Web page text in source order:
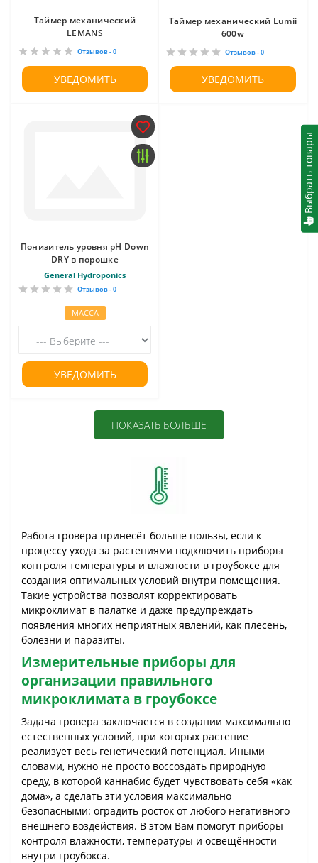
Выбрать товары
Таймер механический
LEMANS
Отзывов - 0
УВЕДОМИТЬ
Таймер механический Lumii
600w
Отзывов - 0
УВЕДОМИТЬ
Понизитель уровня рН Down
DRY в порошке
General Hydroponics
Отзывов - 0
МАССА
УВЕДОМИТЬ
ПОКАЗАТЬ БОЛЬШЕ
Работа гровера принесёт больше пользы, если к
процессу ухода за растениями подключить приборы
контроля температуры и влажности в гроубоксе для
создания оптимальных условий внутри помещения.
Такие устройства позволят корректировать
микроклимат в палатке и даже предупреждать
появления многих неприятных явлений, как плесень,
болезни и паразиты.
Измерительные приборы для
организации правильного
микроклимата в гроубоксе
Задача гровера заключается в создании максимально
естественных условий, при которых растение
реализует весь генетический потенциал. Иными
словами, нужно не просто воссоздать природную
среду, в которой каннабис будет чувствовать себя «как
дома», а сделать эти условия максимально
безопасными: оградить росток от любого негативного
внешнего воздействия. В этом Вам помогут приборы
контроля влажности, температуры и освещённости
внутри гроубокса.